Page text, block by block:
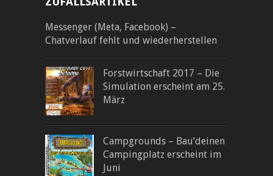
Messenger (Meta, Facebook) –
Chatverlauf fehlt und wiederherstellen
Forstwirtschaft 2017 – Die
Simulation erscheint am 25.
März
Campgrounds – Bau’deinen
Campingplatz erscheint im
Juni